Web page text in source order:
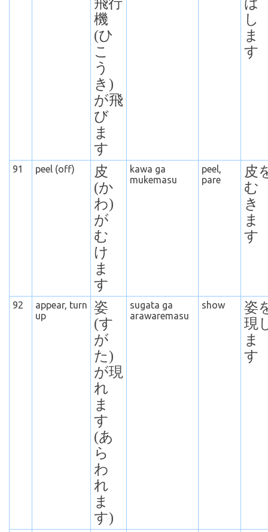
機
(ひ
こ
う
き)
が飛
び
ま
す
し
ま
す
91 peel (off)
皮
(か
わ)
が
む
け
ま
す
kawa ga
mukemasu
peel,
pare
皮
む
き
ま
す
92
appear, turn
up
姿
(す
が
た)
が現
れ
ま
す
(あ
ら
わ
れ
ま
す)
sugata ga
arawaremasu
show
姿
現
ま
す